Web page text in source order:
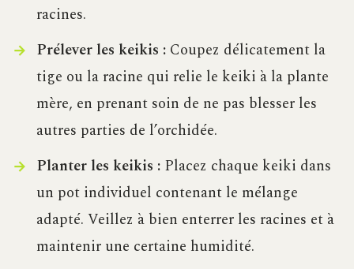
racines.
Prélever les keikis :Coupez délicatement la
tige ou la racine qui relie le keiki à la plante
mère, en prenant soin de ne pas blesser les
autres parties de l’orchidée.
Planter les keikis :Placez chaque keiki dans
un pot individuel contenant le mélange
adapté. Veillez à bien enterrer les racines et à
maintenir une certaine humidité.